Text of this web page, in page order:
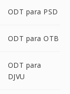
ODT para PSD
ODT para OTB
ODT para
DJVU